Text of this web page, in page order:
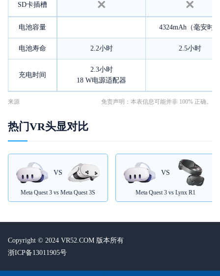
SD卡插槽
电池容量 4324mAh（毫安时
电池寿命 2.2小时 2.5小时
充电时间
2.3小时
18 W电源适配器
来源 免责声明：本表信息可能并非 100% 正确。
热门VR头显对比
VS
Meta Quest 3 vs Meta Quest 3S
VS
Meta Quest 3 vs Lynx R1
Copyright © 2024 VR52.COM 版本所有
浙ICP备13011905号